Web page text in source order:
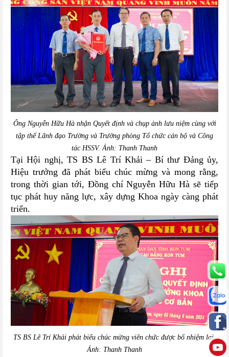
Ông Nguyễn Hữu Hà nhận Quyết định và chụp ảnh lưu niệm cùng với
tập thể Lãnh đạo Trường và Trưởng phòng Tổ chức cán bộ và Công
tác HSSV. Ảnh: Thanh Thanh
Tại Hội nghị, TS BS Lê Trí Khải – Bí thư Đảng ủy,
Hiệu trưởng đã phát biểu chúc mừng và mong rằng,
trong thời gian tới, Đồng chí Nguyễn Hữu Hà sẽ tiếp
tục phát huy năng lực, xây dựng Khoa ngày càng phát
triển.
TS BS Lê Trí Khải phát biểu chúc mừng viên chức được bổ nhiệm lại.
Ảnh: Thanh Thanh